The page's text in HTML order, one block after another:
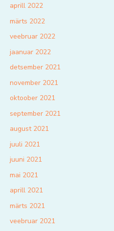
aprill 2022
märts 2022
veebruar 2022
jaanuar 2022
detsember 2021
november 2021
oktoober 2021
september 2021
august 2021
juuli 2021
juuni 2021
mai 2021
aprill 2021
märts 2021
veebruar 2021